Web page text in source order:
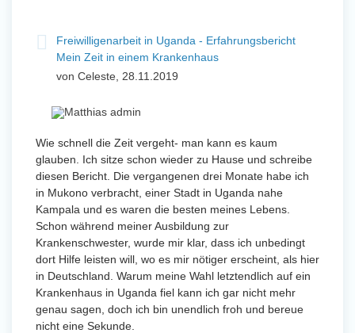
Freiwilligenarbeit in Uganda - Erfahrungsbericht
Mein Zeit in einem Krankenhaus
von Celeste, 28.11.2019
Wie schnell die Zeit vergeht- man kann es kaum
glauben. Ich sitze schon wieder zu Hause und schreibe
diesen Bericht. Die vergangenen drei Monate habe ich
in Mukono verbracht, einer Stadt in Uganda nahe
Kampala und es waren die besten meines Lebens.
Schon während meiner Ausbildung zur
Krankenschwester, wurde mir klar, dass ich unbedingt
dort Hilfe leisten will, wo es mir nötiger erscheint, als hier
in Deutschland. Warum meine Wahl letztendlich auf ein
Krankenhaus in Uganda fiel kann ich gar nicht mehr
genau sagen, doch ich bin unendlich froh und bereue
nicht eine Sekunde.